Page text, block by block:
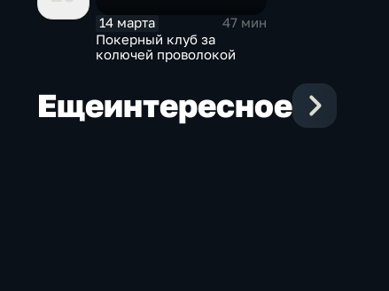
14 марта
47 мин
Покерный клуб за
колючей проволокой
Ещеинтересное